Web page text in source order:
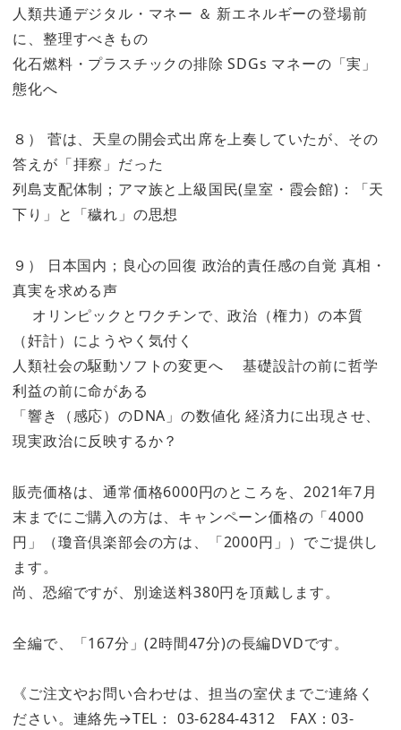
人類共通デジタル・マネー ＆ 新エネルギーの登場前
に、整理すべきもの
化石燃料・プラスチックの排除 SDGs マネーの「実」
態化へ
８） 菅は、天皇の開会式出席を上奏していたが、その
答えが「拝察」だった
列島支配体制；アマ族と上級国民(皇室・霞会館)：「天
下り」と「穢れ」の思想
９） 日本国内；良心の回復 政治的責任感の自覚 真相・
真実を求める声
オリンピックとワクチンで、政治（権力）の本質
（奸計）にようやく気付く
人類社会の駆動ソフトの変更へ 基礎設計の前に哲学
利益の前に命がある
「響き（感応）のDNA」の数値化 経済力に出現させ、
現実政治に反映するか？
販売価格は、通常価格6000円のところを、2021年7月
末までにご購入の方は、キャンペーン価格の「4000
円」（瓊音倶楽部会の方は、「2000円」）でご提供し
ます。
尚、恐縮ですが、別途送料380円を頂戴します。
全編で、「167分」(2時間47分)の長編DVDです。
《ご注文やお問い合わせは、担当の室伏までご連絡く
ださい。連絡先→TEL： 03-6284-4312 FAX：03-